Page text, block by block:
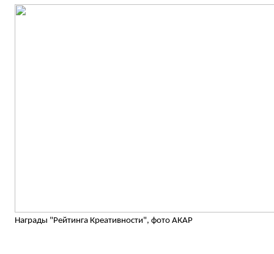
Награды "Рейтинга Креативности", фото АКАР